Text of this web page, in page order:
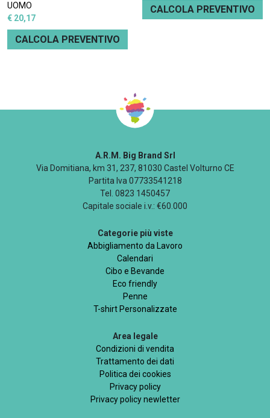
UOMO
€ 20,17
CALCOLA PREVENTIVO
CALCOLA PREVENTIVO
A.R.M. Big Brand Srl
Via Domitiana, km 31, 237, 81030 Castel Volturno CE
Partita Iva 07733541218
Tel. 0823 1450457
Capitale sociale i.v.: €60.000
Categorie più viste
Abbigliamento da Lavoro
Calendari
Cibo e Bevande
Eco friendly
Penne
T-shirt Personalizzate
Area legale
Condizioni di vendita
Trattamento dei dati
Politica dei cookies
Privacy policy
Privacy policy newletter